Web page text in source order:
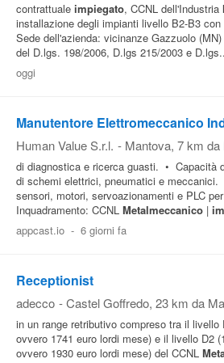
contrattuale impiegato, CCNL dell'Industria
installazione degli impianti livello B2-B3
Sede dell'azienda: vicinanze Gazzuolo
del D.lgs. 198/2006, D.lgs 215/2003 e
oggi
Manutentore Elettromeccanico
Human Value S.r.l. - Mantova, 7 km
di diagnostica e ricerca guasti. • Capacità
di schemi elettrici, pneumatici e
sensori, motori, servoazionamenti e PLC
Inquadramento: CCNL Metalmeccanico |
appcast.io - 6 giorni fa
Receptionist
adecco - Castel Goffredo, 23 km da
in un range retributivo compreso tra il livello
ovvero 1741 euro lordi mese) e il livello D2
ovvero 1930 euro lordi mese) del CCNL